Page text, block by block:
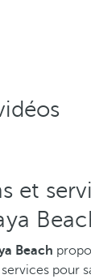
et
Beach
pour